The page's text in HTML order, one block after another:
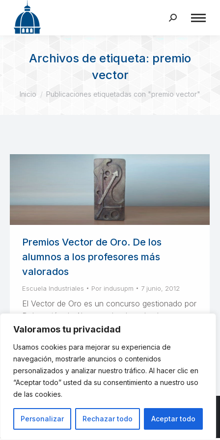
Valoramos tu privacidad
Usamos cookies para mejorar su experiencia de
navegación, mostrarle anuncios o contenidos
personalizados y analizar nuestro tráfico. Al hacer clic en
“Aceptar todo” usted da su consentimiento a nuestro uso
de las cookies.
Personalizar Rechazar todo Aceptar todo
Buscar:
Archivos de etiqueta: premio
vector
Estás aquí:
Inicio Publicaciones etiquetadas con "premio vector"
Premios Vector de Oro. De los
alumnos a los profesores más
valorados
Escuela Industriales Por indusupm 7 junio, 2012
El Vector de Oro es un concurso gestionado por
Delegación de Alumnos donde todos los
alumnos pueden votar a su profesor favorito y
© ETSII UPM - una web de believe